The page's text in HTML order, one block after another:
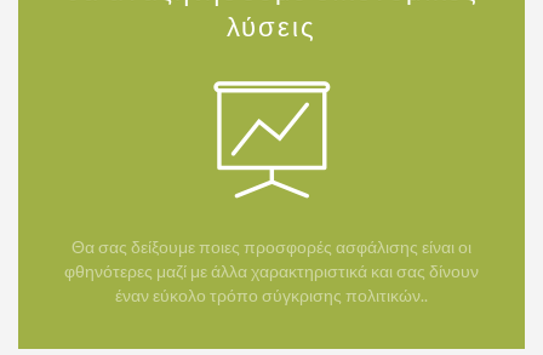
λύσεις
Θα σας δείξουμε ποιες προσφορές ασφάλισης είναι οι
φθηνότερες μαζί με άλλα χαρακτηριστικά και σας δίνουν
έναν εύκολο τρόπο σύγκρισης πολιτικών..